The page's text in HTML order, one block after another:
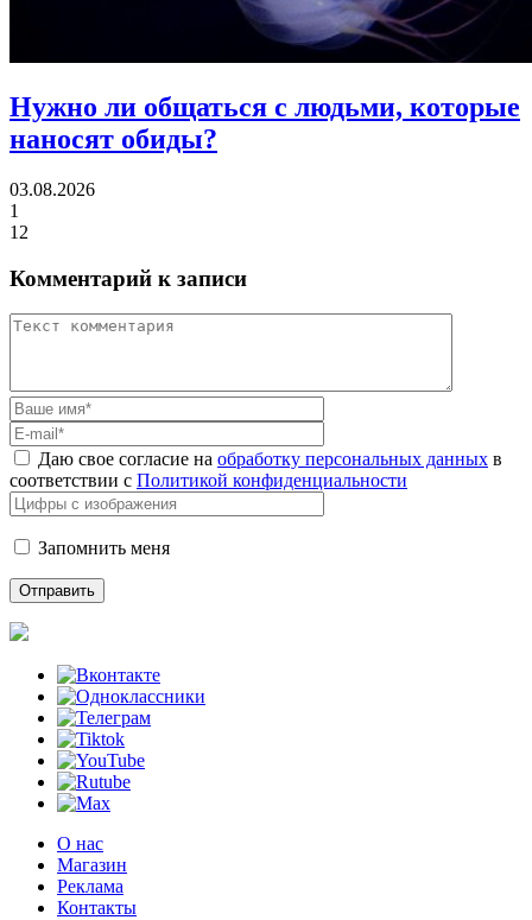
Нужно ли общаться с людьми, которые
наносят обиды?
03.08.2026
1
12
Комментарий к записи
Даю свое согласие на обработку персональных данных в
соответствии с Политикой конфиденциальности
Запомнить меня
О нас
Магазин
Реклама
Контакты